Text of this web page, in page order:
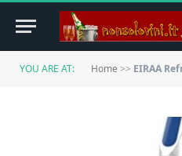
YOU ARE AT: Home >> EIRAA Refrattario alcolico